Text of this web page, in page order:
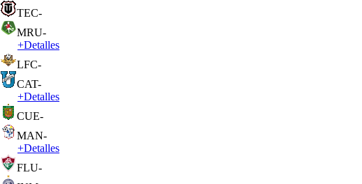
TEC-
MRU-
+Detalles
LFC-
CAT-
+Detalles
CUE-
MAN-
+Detalles
FLU-